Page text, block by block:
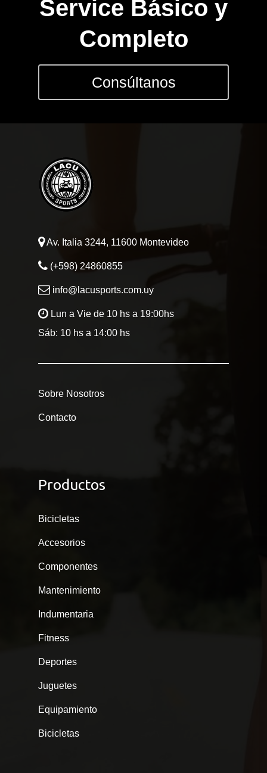
Service Básico y
Completo
Consúltanos
Av. Italia 3244, 11600 Montevideo
(+598) 24860855
info@lacusports.com.uy
Lun a Vie de 10 hs a 19:00hs
Sáb: 10 hs a 14:00 hs
Sobre Nosotros
Contacto
Productos
Bicicletas
Accesorios
Componentes
Mantenimiento
Indumentaria
Fitness
Deportes
Juguetes
Equipamiento
Bicicletas
DEPORTES
FITNESS
JUGUETES